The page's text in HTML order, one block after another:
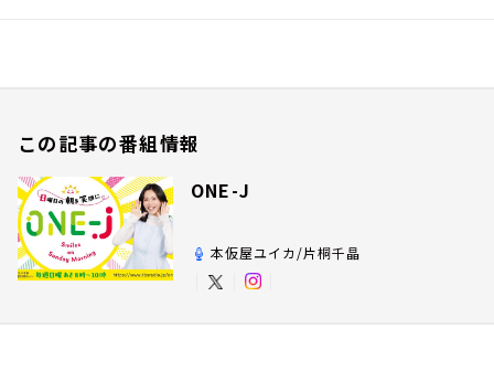
この記事の番組情報
ONE-J
本仮屋ユイカ/片桐千晶